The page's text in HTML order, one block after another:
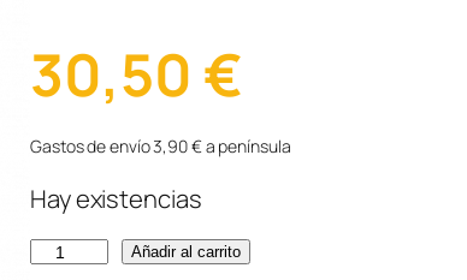
30,50 €
Gastos de envío 3,90 € a península
Hay existencias
D
Añadir al carrito